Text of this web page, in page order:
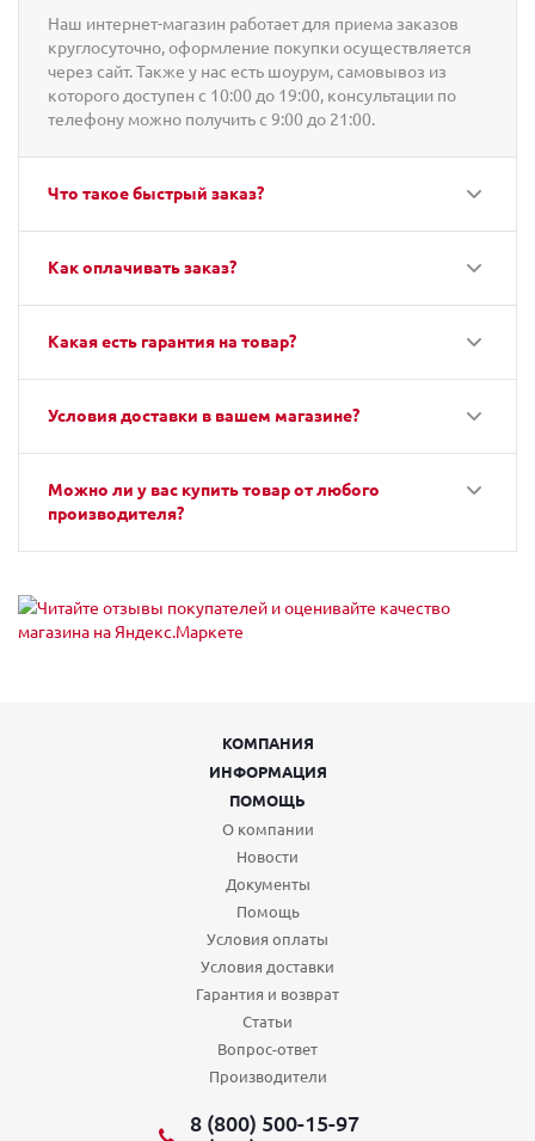
Наш интернет-магазин работает для приема заказов
круглосуточно, оформление покупки осуществляется
через сайт. Также у нас есть шоурум, самовывоз из
которого доступен с 10:00 до 19:00, консультации по
телефону можно получить с 9:00 до 21:00.
Что такое быстрый заказ?
Как оплачивать заказ?
Какая есть гарантия на товар?
Условия доставки в вашем магазине?
Можно ли у вас купить товар от любого
производителя?
КОМПАНИЯ
ИНФОРМАЦИЯ
ПОМОЩЬ
О компании
Новости
Документы
Помощь
Условия оплаты
Условия доставки
Гарантия и возврат
Статьи
Вопрос-ответ
Производители
8 (800) 500-15-97